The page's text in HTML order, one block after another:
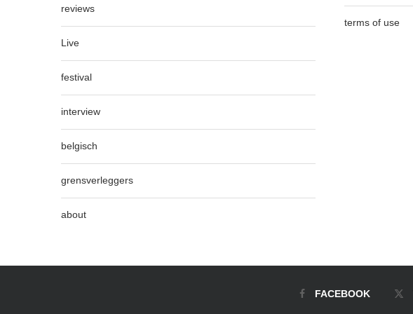
reviews
Live
festival
interview
belgisch
grensverleggers
about
terms of use
FACEBOOK